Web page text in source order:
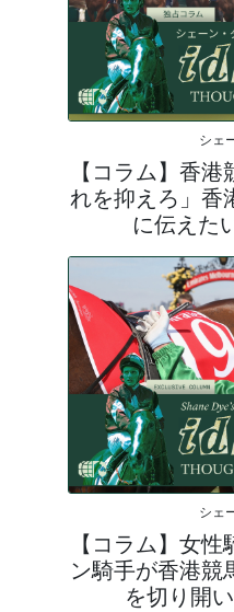
シェ
【コラム】香
れを抑えろ」香
に伝えた
シェ
【コラム】女
ン騎手が香港競
を切り開